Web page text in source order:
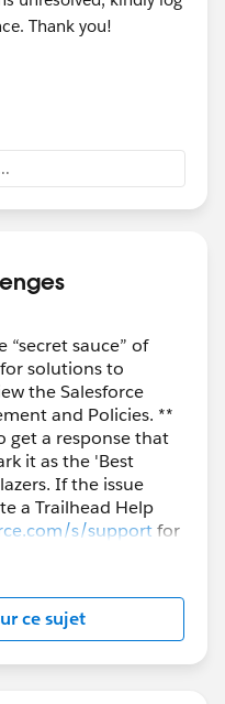
Thank you!
“secret sauce” of
solutions to
the Salesforce
and Policies. **
get a response that
it as the 'Best
If the issue
a Trailhead Help
s/supportfor
ce sujet